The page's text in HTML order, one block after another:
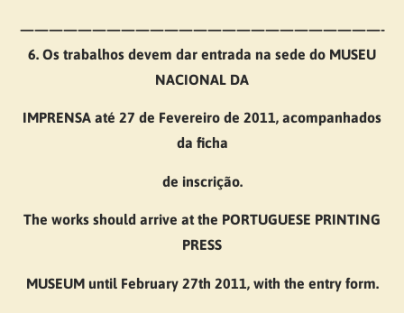
—————————————————————————-
6. Os trabalhos devem dar entrada na sede do MUSEU
NACIONAL DA
IMPRENSA até 27 de Fevereiro de 2011, acompanhados
da ficha
de inscrição.
The works should arrive at the PORTUGUESE PRINTING
PRESS
MUSEUM until February 27th 2011, with the entry form.